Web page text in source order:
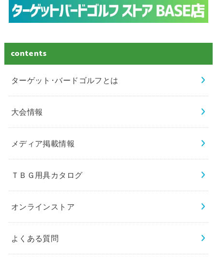
contents
ターゲット･バードゴルフとは
大会情報
メディア掲載情報
ＴＢＧ用具カタログ
オンラインストア
よくある質問